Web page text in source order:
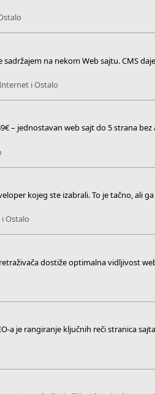
na nekom Web sajtu. CMS
i Ostalo
– jednostavan web sajt do 5 strana
kojeg ste izabrali. To je tačno, ali
Ostalo
dostiže optimalna vidljivost
a je rangiranje ključnih reči stranica